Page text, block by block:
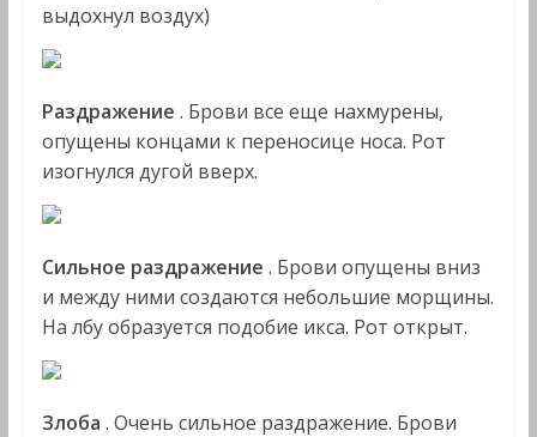
выдохнул воздух)
Раздражение . Брови все еще нахмурены,
опущены концами к переносице носа. Рот
изогнулся дугой вверх.
Сильное раздражение . Брови опущены вниз
и между ними создаются небольшие морщины.
На лбу образуется подобие икса. Рот открыт.
Злоба . Очень сильное раздражение. Брови